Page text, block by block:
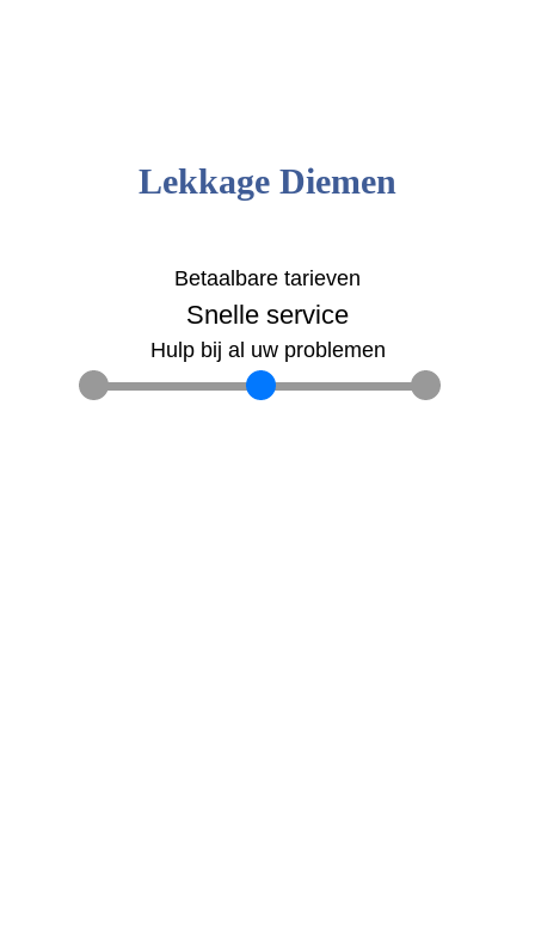
Lekkage Diemen
Betaalbare tarieven
Snelle service
Hulp bij al uw problemen